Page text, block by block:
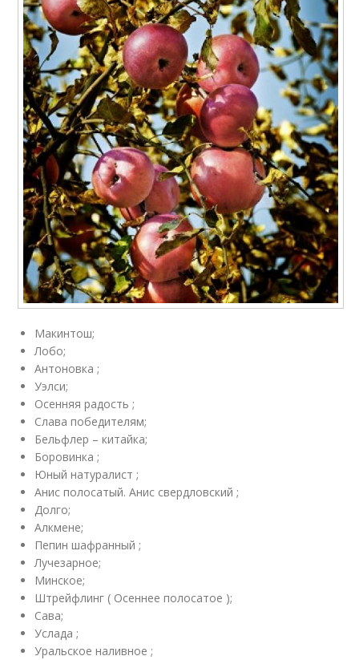
Макинтош;
Лобо;
Антоновка ;
Уэлси;
Осенняя радость ;
Слава победителям;
Бельфлер – китайка;
Боровинка ;
Юный натуралист ;
Анис полосатый. Анис свердловский ;
Долго;
Алкмене;
Пепин шафранный ;
Лучезарное;
Минское;
Штрейфлинг ( Осеннее полосатое );
Сава;
Услада ;
Уральское наливное ;